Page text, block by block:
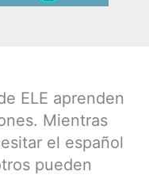
ELE aprenden
Mientras
el español
pueden